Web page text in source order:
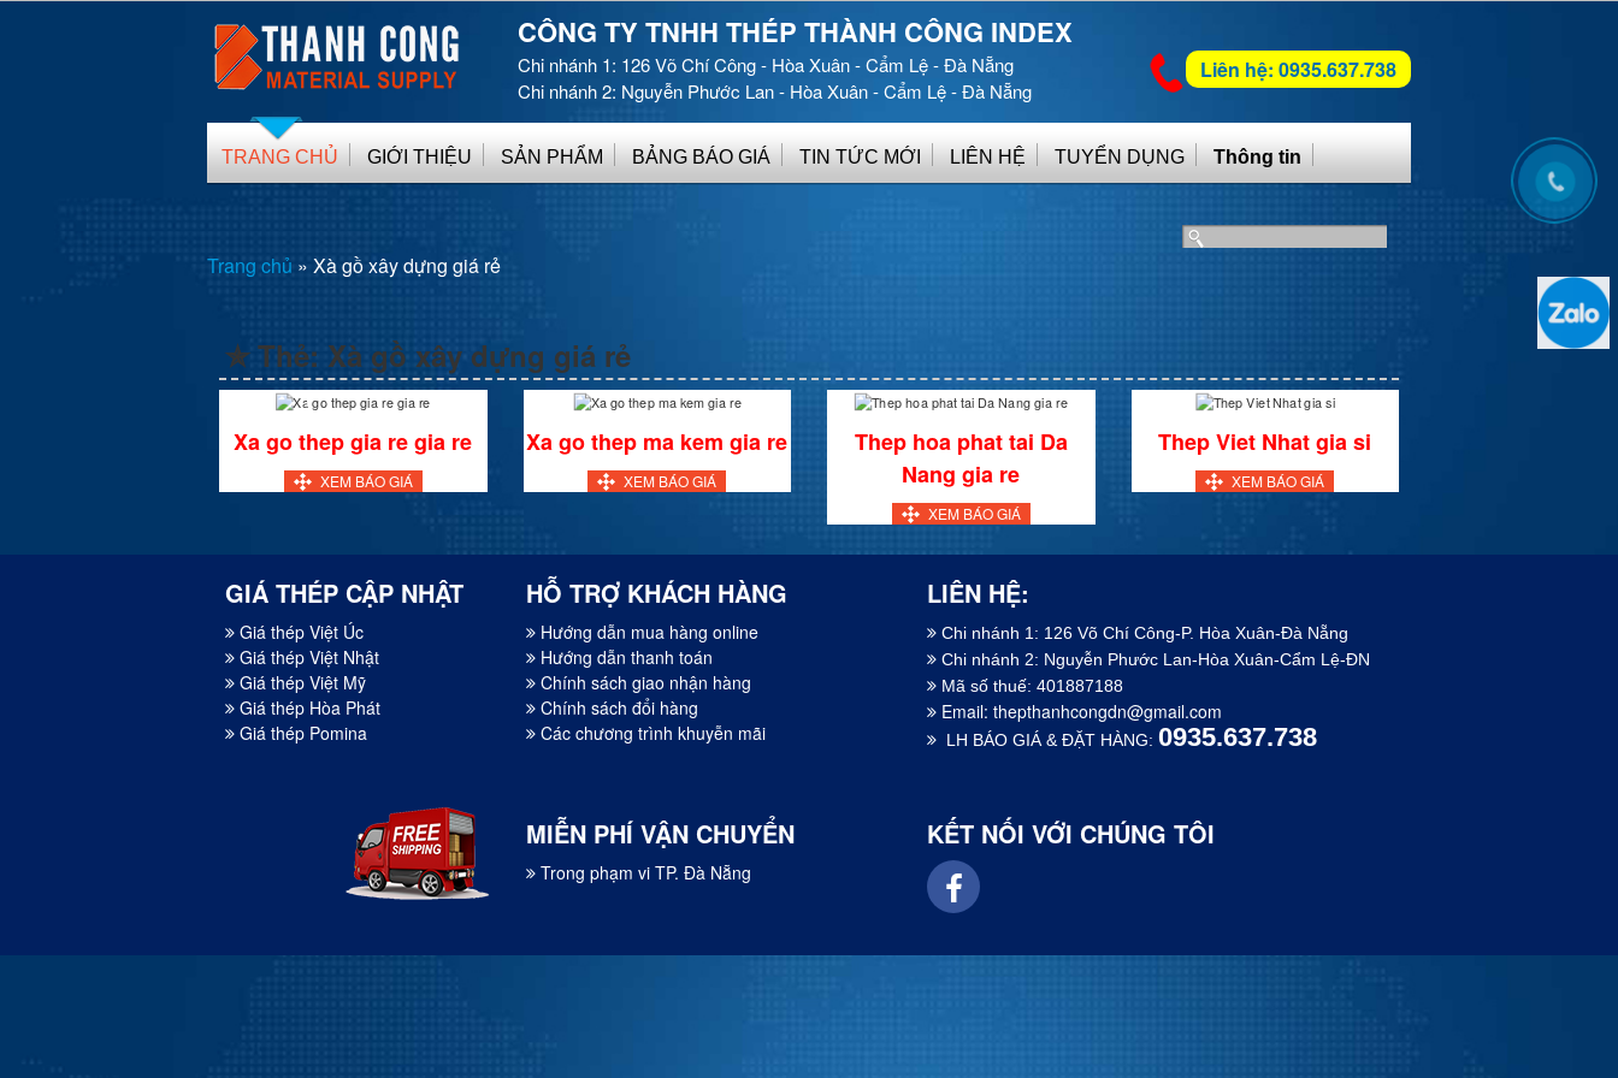
CÔNG TY TNHH THÉP THÀNH CÔNG INDEX
Chi nhánh 1: 126 Võ Chí Công - Hòa Xuân - Cẩm Lệ - Đà Nẵng
Chi nhánh 2: Nguyễn Phước Lan - Hòa Xuân - Cẩm Lệ - Đà Nẵng
Liên hệ: 0935.637.738
TRANG CHỦ GIỚI THIỆU SẢN PHẨM BẢNG BÁO GIÁ TIN TỨC MỚI LIÊN HỆ TUYỂN DỤNG Thông tin
Trang chủ » Xà gồ xây dựng giá rẻ
✯ Thẻ: Xà gồ xây dựng giá rẻ
Xa go thep gia re gia re
XEM BÁO GIÁ
Xa go thep ma kem gia re
XEM BÁO GIÁ
Thep hoa phat tai Da
Nang gia re
XEM BÁO GIÁ
Thep Viet Nhat gia si
XEM BÁO GIÁ
GIÁ THÉP CẬP NHẬT
Giá thép Việt Úc
Giá thép Việt Nhật
Giá thép Việt Mỹ
Giá thép Hòa Phát
Giá thép Pomina
HỖ TRỢ KHÁCH HÀNG
Hướng dẫn mua hàng online
Hướng dẫn thanh toán
Chính sách giao nhận hàng
Chính sách đổi hàng
Các chương trình khuyễn mãi
LIÊN HỆ:
Chi nhánh 1: 126 Võ Chí Công-P. Hòa Xuân-Đà Nẵng
Chi nhánh 2: Nguyễn Phước Lan-Hòa Xuân-Cẩm Lệ-ĐN
Mã số thuế: 401887188
Email: thepthanhcongdn@gmail.com
LH BÁO GIÁ & ĐẶT HÀNG:0935.637.738
MIỄN PHÍ VẬN CHUYỂN
Trong phạm vi TP. Đà Nẵng
KẾT NỐI VỚI CHÚNG TÔI